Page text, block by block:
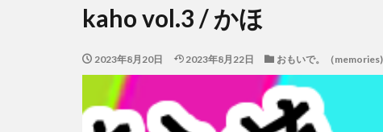
kaho vol.3 / かほ
2023年8月20日 2023年8月22日 おもいで。（memories)